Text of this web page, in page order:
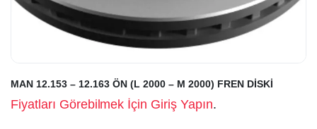
MAN 12.153 – 12.163 ÖN (L 2000 – M 2000) FREN DİSKİ
Fiyatları Görebilmek İçin Giriş Yapın.